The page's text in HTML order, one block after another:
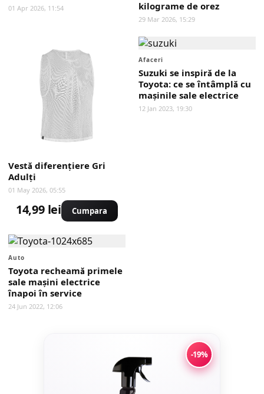
01 Apr 2026, 11:54
kilograme de orez
29 Mar 2026, 15:29
Vestă diferențiere Gri
Adulți
01 May 2026, 05:55
14,99 lei Cumpara
Afaceri
Suzuki se inspiră de la
Toyota: ce se întâmplă cu
mașinile sale electrice
12 Jan 2023, 19:30
Auto
Toyota recheamă primele
sale mașini electrice
înapoi în service
24 Jun 2022, 12:06
-19%